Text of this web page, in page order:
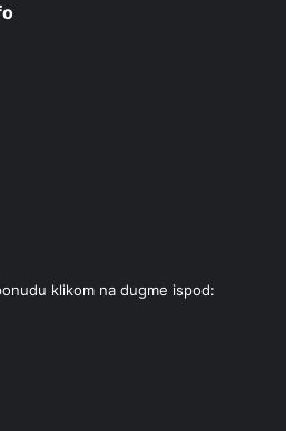
klikom na dugme ispod: